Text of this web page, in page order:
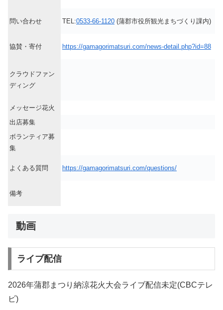
問い合わせ TEL:0533-66-1120 (蒲郡市役所観光まちづくり課内)
協賛・寄付 https://gamagorimatsuri.com/news-detail.php?id=88
クラウドファン
ディング
メッセージ花火
出店募集
ボランティア募
集
よくある質問 https://gamagorimatsuri.com/questions/
備考
動画
ライブ配信
2026年蒲郡まつり納涼花火大会ライブ配信未定(CBCテレ
ビ)